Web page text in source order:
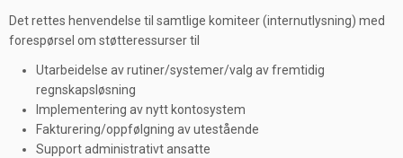
Det rettes henvendelse til samtlige komiteer (internutlysning) med
forespørsel om støtteressurser til
Utarbeidelse av rutiner/systemer/valg av fremtidig
regnskapsløsning
Implementering av nytt kontosystem
Fakturering/oppfølgning av utestående
Support administrativt ansatte